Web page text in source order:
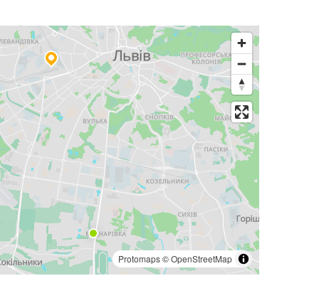
Protomaps©OpenStreetMap